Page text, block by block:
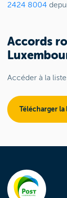
2424 8004
Accords
Accéder à la
Télécharger